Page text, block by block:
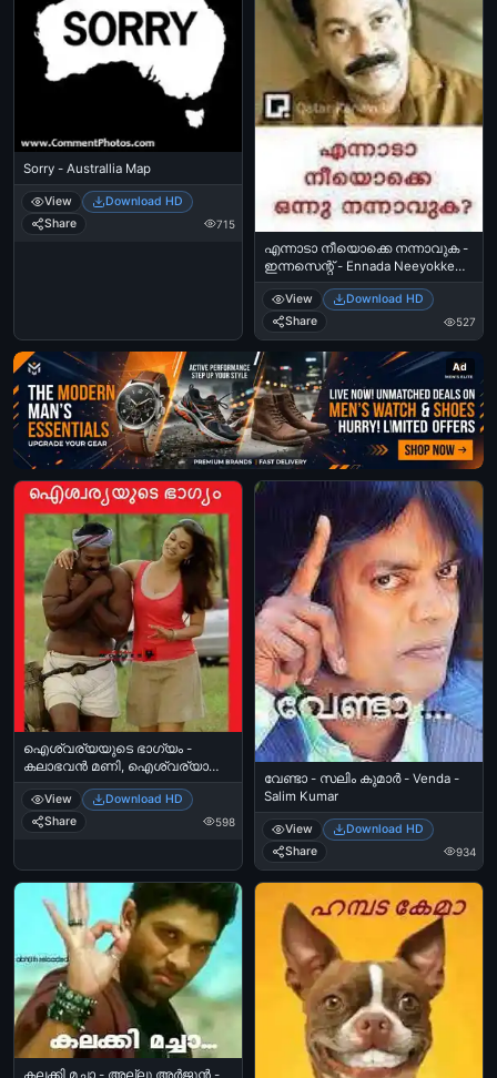
Sorry - Australlia Map
View
Download HD
Share
715
എന്നാടാ നീയൊക്കെ നന്നാവുക -
ഇന്നസെന്റ് - Ennada Neeyokke
Nannaavuka - Innocent
View
Download HD
Share
527
Ad
ഐശ്വര്യയുടെ ഭാഗ്യം -
കലാഭവന്‍ മണി, ഐശ്വര്യാ
റായ് - Aiswarya\'s Luck - Aiswarya
Rai with Kalabhavan Mani
View
Download HD
Share
598
വേണ്ടാ - സലിം കുമാര്‍ - Venda -
Salim Kumar‍
View
Download HD
Share
934
കലക്കി മച്ചാ - അല്ലു അര്‍ജുന്‍ -